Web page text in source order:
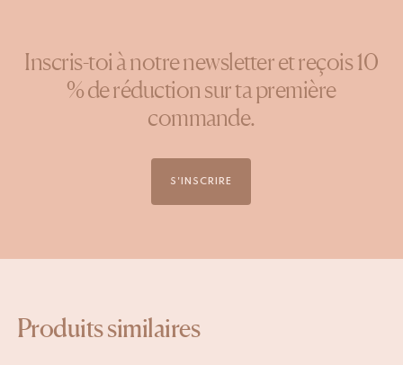
Inscris-toi à notre newsletter et reçois 10
% de réduction sur ta première
commande.
S'INSCRIRE
Produits similaires